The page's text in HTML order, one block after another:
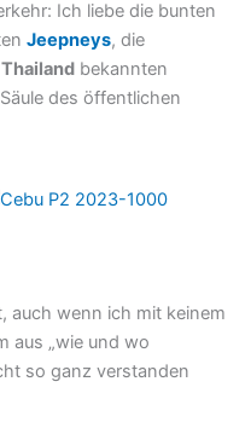
Ich liebe die bunten
Jeepneys, die
Thailand bekannten
des öffentlichen
auch wenn ich mit keinem
aus „wie und wo
so ganz verstanden